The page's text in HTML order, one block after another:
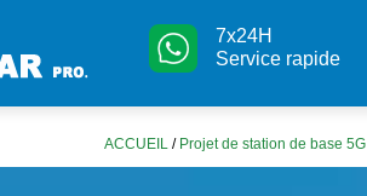
7x24H
Service rapide
ACCUEIL / Projet de station de base